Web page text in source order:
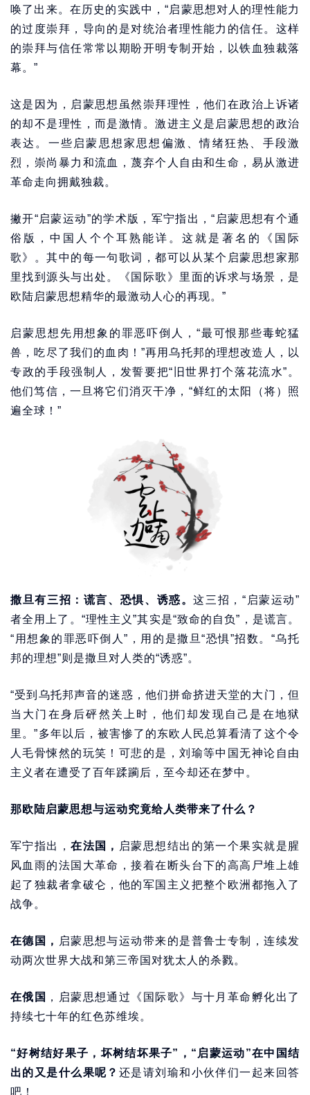
唤了出来。在历史的实践中，“启蒙思想对人的理性能力
的过度崇拜，导向的是对统治者理性能力的信任。这样
的崇拜与信任常常以期盼开明专制开始，以铁血独裁落
幕。”
这是因为，启蒙思想虽然崇拜理性，他们在政治上诉诸
的却不是理性，而是激情。激进主义是启蒙思想的政治
表达。一些启蒙思想家思想偏激、情绪狂热、手段激
烈，崇尚暴力和流血，蔑弃个人自由和生命，易从激进
革命走向拥戴独裁。
撇开“启蒙运动”的学术版，军宁指出，“启蒙思想有个通
俗版，中国人个个耳熟能详。这就是著名的《国际
歌》。其中的每一句歌词，都可以从某个启蒙思想家那
里找到源头与出处。《国际歌》里面的诉求与场景，是
欧陆启蒙思想精华的最激动人心的再现。”
启蒙思想先用想象的罪恶吓倒人，“最可恨那些毒蛇猛
兽，吃尽了我们的血肉！”再用乌托邦的理想改造人，以
专政的手段强制人，发誓要把“旧世界打个落花流水”。
他们笃信，一旦将它们消灭干净，“鲜红的太阳（将）照
遍全球！”
撒旦有三招：谎言、恐惧、诱惑。这三招，“启蒙运动”
者全用上了。“理性主义”其实是“致命的自负”，是谎言。
“用想象的罪恶吓倒人”，用的是撒旦“恐惧”招数。“乌托
邦的理想”则是撒旦对人类的“诱惑”。
“受到乌托邦声音的迷惑，他们拼命挤进天堂的大门，但
当大门在身后砰然关上时，他们却发现自己是在地狱
里。”多年以后，被害惨了的东欧人民总算看清了这个令
人毛骨悚然的玩笑！可悲的是，刘瑜等中国无神论自由
主义者在遭受了百年蹂躏后，至今却还在梦中。
那欧陆启蒙思想与运动究竟给人类带来了什么？
军宁指出，在法国，
启蒙思想结出的第一个果实就是腥
风血雨的法国大革命，接着在断头台下的高高尸堆上雄
起了独裁者拿破仑，他的军国主义把整个欧洲都拖入了
战争。
在德国，
启蒙思想与运动带来的是普鲁士专制，连续发
动两次世界大战和第三帝国对犹太人的杀戮。
在俄国 ，启蒙思想通过《国际歌》与十月革命孵化出了
持续七十年的红色苏维埃。
“好树结好果子，坏树结坏果子”，“启蒙运动”在中国结
出的又是什么果呢？ 还是请刘瑜和小伙伴们一起来回答
吧！